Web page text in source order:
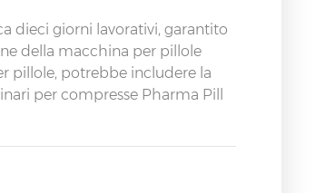
dieci giorni lavorativi, garantito
della macchina per pillole
pillole, potrebbe includere la
per compresse Pharma Pill